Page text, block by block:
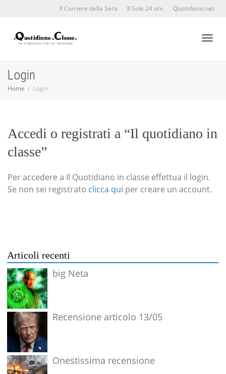
Il Corriere della Sera Il Sole 24 ore Quotidiano.net
Login
Home Login
Accedi o registrati a “Il quotidiano in
classe”
Per accedere a Il Quotidiano in classe effettua il login.
Se non sei registrato clicca qui per creare un account.
Articoli recenti
big Neta
Recensione articolo 13/05
Onestissima recensione